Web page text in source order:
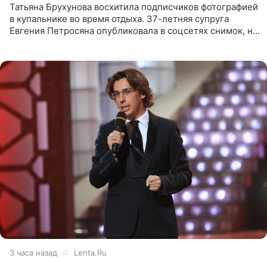
Татьяна Брухунова восхитила подписчиков фотографией
в купальнике во время отдыха. 37-летняя супруга
Евгения Петросяна опубликовала в соцсетях снимок, на
3 часа назад Lenta.Ru